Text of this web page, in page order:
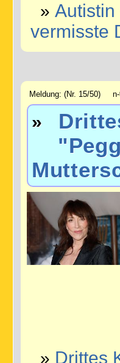
»
vermisste
Meldung: (Nr. 15/50) n-
»
» Drittes